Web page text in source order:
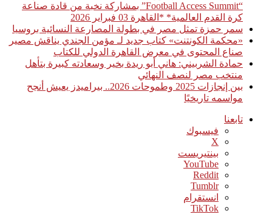
“Football Access Summit” بمشاركة نخبة من قادة صناعة
كرة القدم العالمية* *القاهرة 03 فبراير 2026
سمر حمزة تمثل مصر في بطولة المصارعة النسائية بروسيا
«محكمة الكونتنت» كتاب جديد لـ مؤمن الجندي يناقش مصير
صناع المحتوى في معرض القاهرة الدولي للكتاب
حمادة الشربيني: هاني أبو ريدة بخير وسعادته كبيرة بتأهل
منتخب مصر لنصف النهائي
بين إنجازات 2025 وطموحات 2026.. بيراميدز يعيش أنجح
مواسمه تاريخيًا
تابعنا
فيسبوك
‫X
بينتيريست
‫YouTube
انستقرام
‫TikTok